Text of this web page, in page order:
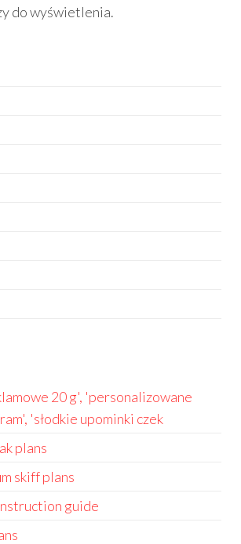
do wyświetlenia.
20 g', 'personalizowane
'słodkie upominki czek
plans
skiff plans
guide